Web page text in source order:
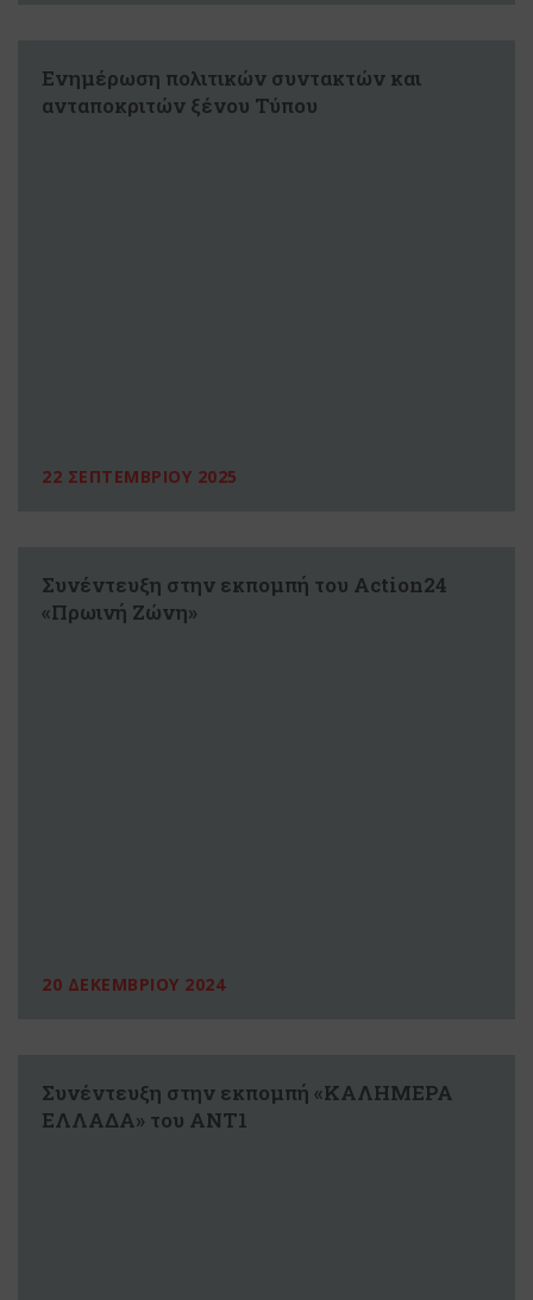
Ενημέρωση πολιτικών συντακτών και
ανταποκριτών ξένου Τύπου
22 ΣΕΠΤΕΜΒΡΙΟΥ 2025
Συνέντευξη στην εκπομπή του Action24
«Πρωινή Ζώνη»
20 ΔΕΚΕΜΒΡΙΟΥ 2024
Συνέντευξη στην εκπομπή «ΚΑΛΗΜΕΡΑ
ΕΛΛΑΔΑ» του ΑΝΤ1